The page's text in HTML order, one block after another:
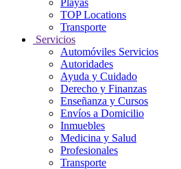
Playas
TOP Locations
Transporte
Servicios
Automóviles Servicios
Autoridades
Ayuda y Cuidado
Derecho y Finanzas
Enseñanza y Cursos
Envíos a Domicilio
Inmuebles
Medicina y Salud
Profesionales
Transporte